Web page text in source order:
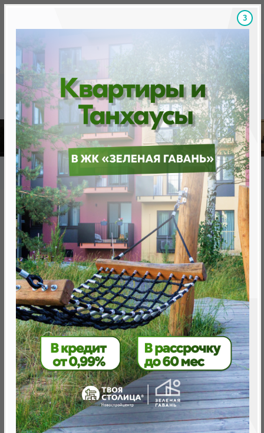
Скидки на новостройки, бонусы Готовые
Главная База новостроек Минска «Минск Мир»
12.2 "Рим", квартал "Западная Европа"
12.2 "Рим", квартал "Западная
Европа"
нет в продаже
Минск, Октябрьский, ул. Леонида Щемелёва 28
метро «Ковальская Слобода», 566 м
2